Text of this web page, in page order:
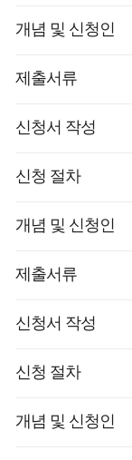
개념 및 신청인
제출서류
신청서 작성
신청 절차
개념 및 신청인
제출서류
신청서 작성
신청 절차
개념 및 신청인